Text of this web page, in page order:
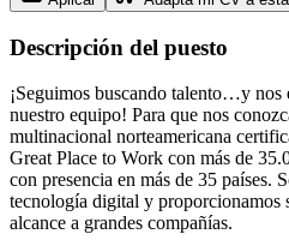
Descripción del puesto
¡Seguimos buscando talento…y nos
nuestro equipo! Para que nos
multinacional norteamericana
Great Place to Work con más de
con presencia en más de 35 países.
tecnología digital y proporcionamos
alcance a grandes compañías.